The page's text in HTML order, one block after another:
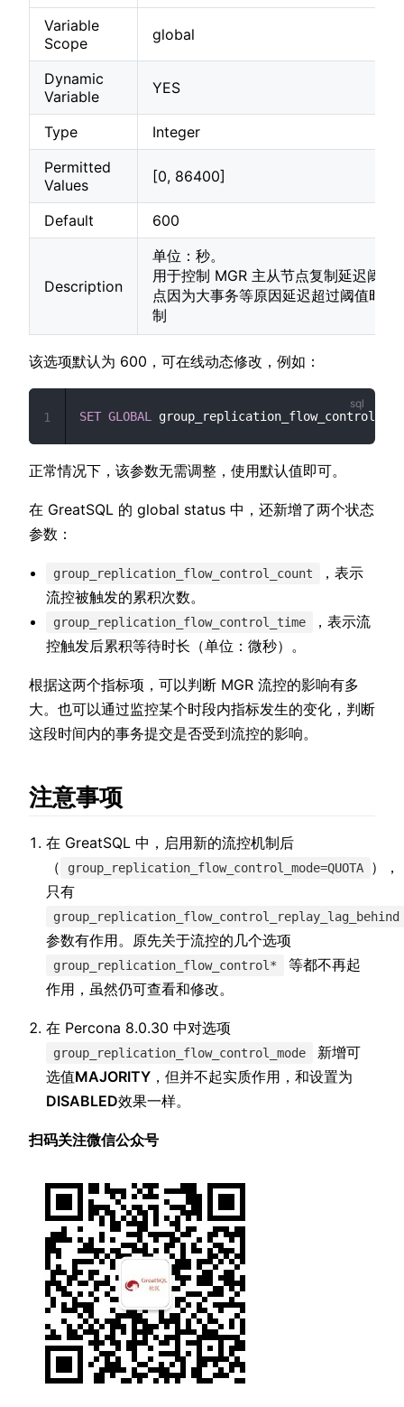
Variable
Scope
global
Dynamic
Variable
YES
Type
Integer
Permitted
Values
[0, 86400]
Default 600
Description
单位：秒。
用于控制 MGR 主从节点复制延迟阈值
点因为大事务等原因延迟超过阈值时，
制
该选项默认为 600，可在线动态修改，例如：
SET GLOBAL
1
正常情况下，该参数无需调整，使用默认值即可。
在 GreatSQL 的 global status 中，还新增了两个状态
参数：
group_replication_flow_control_count
，表示
流控被触发的累积次数。
group_replication_flow_control_time
，表示流
控触发后累积等待时长（单位：微秒）。
根据这两个指标项，可以判断 MGR 流控的影响有多
大。也可以通过监控某个时段内指标发生的变化，判断
这段时间内的事务提交是否受到流控的影响。
注意事项
在 GreatSQL 中，启用新的流控机制后
（
group_replication_flow_control_mode=QUOTA
），
只有
group_replication_flow_control_replay_lag_behind
参数有作用。原先关于流控的几个选项
group_replication_flow_control*
等都不再起
作用，虽然仍可查看和修改。
在 Percona 8.0.30 中对选项
group_replication_flow_control_mode
新增可
选值MAJORITY ，但并不起实质作用，和设置为
DISABLED效果一样。
扫码关注微信公众号